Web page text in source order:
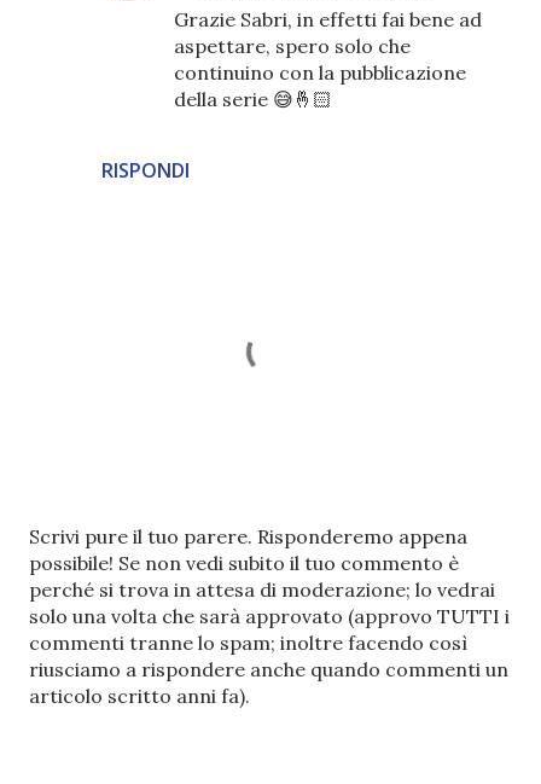
RISPONDI
Grazie Sabri, in effetti fai bene ad
aspettare, spero solo che
continuino con la pubblicazione
della serie 😅🤞🏻
P
o
s
t
a
u
n
Scrivi pure il tuo parere. Risponderemo appena
possibile! Se non vedi subito il tuo commento è
perché si trova in attesa di moderazione; lo vedrai
solo una volta che sarà approvato (approvo TUTTI i
commenti tranne lo spam; inoltre facendo così
riusciamo a rispondere anche quando commenti un
articolo scritto anni fa).